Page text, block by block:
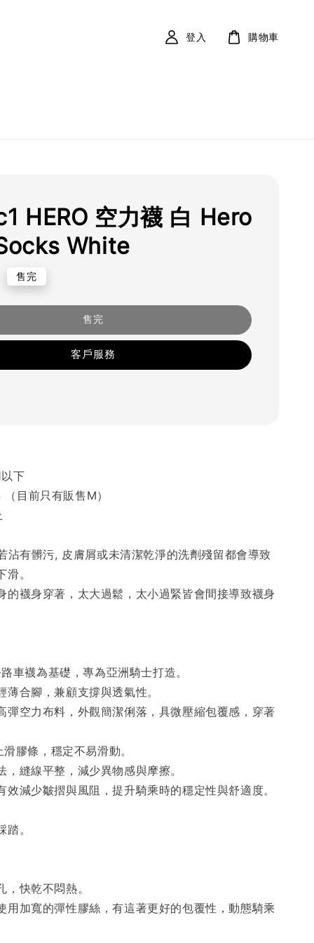
登入 購物車
HERO 空力襪 白 Hero
White
售完
售完
客戶服務
下
目前只有販售M）
沾有髒污, 皮膚屑或未清潔乾淨的洗劑殘留都會導致
。
的襪身穿著，太大過鬆，太小過緊皆會間接導致襪身
車襪為基礎，專為亞洲騎士打造。
薄合腳，兼顧支撐與透氣性。
彈空力布料，外觀簡潔俐落，具微壓縮包覆感，穿著
膠條，穩定不易滑動。
，縫線平整，減少異物感與摩擦。
效減少皺摺與風阻，提升騎乘時的穩定性與舒適度。
。
快乾不悶熱。
用加寬的彈性膠絲，有這著更好的包覆性，動態騎乘